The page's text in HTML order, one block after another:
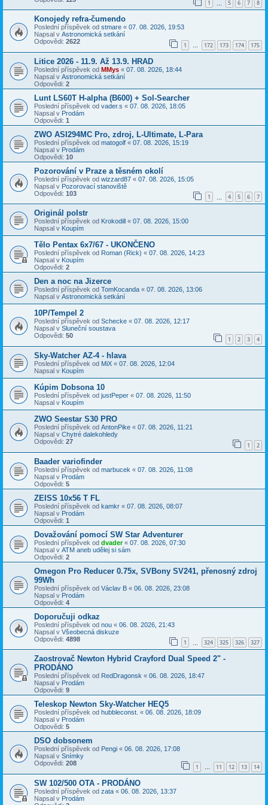
1 5 6 7 8
Konojedy refra-čumendo
Poslední příspěvek od stmare « 07. 08. 2026, 19:53
Napsal v Astronomická setkání
Odpovědi: 2622 1 … 172 173 174 175
Litice 2026 - 11.9. Až 13.9. HRAD
Poslední příspěvek od MMys « 07. 08. 2026, 18:44
Napsal v Astronomická setkání
Odpovědi: 2
Lunt LS60T H-alpha (B600) + Sol-Searcher
Poslední příspěvek od vader.s « 07. 08. 2026, 18:05
Napsal v Prodám
Odpovědi: 1
ZWO ASI294MC Pro, zdroj, L-Ultimate, L-Para
Poslední příspěvek od matogolf « 07. 08. 2026, 15:19
Napsal v Prodám
Odpovědi: 10
Pozorování v Praze a těsném okolí
Poslední příspěvek od wizzard87 « 07. 08. 2026, 15:05
Napsal v Pozorovací stanoviště
Odpovědi: 103 1 4 5 6 7
Originál polstr
Poslední příspěvek od Krokodill « 07. 08. 2026, 15:00
Napsal v Koupím
Tělo Pentax 6x7/67 - UKONČENO
Poslední příspěvek od Roman (Rick) « 07. 08. 2026, 14:23
Napsal v Koupím
Odpovědi: 2
Den a noc na Jizerce
Poslední příspěvek od TomKocanda « 07. 08. 2026, 13:06
Napsal v Astronomická setkání
10P/Tempel 2
Poslední příspěvek od Schecke « 07. 08. 2026, 12:17
Napsal v Sluneční soustava
Odpovědi: 50 1 2 3 4
Sky-Watcher AZ-4 - hlava
Poslední příspěvek od MiX « 07. 08. 2026, 12:04
Napsal v Koupím
Kúpim Dobsona 10
Poslední příspěvek od justPeper « 07. 08. 2026, 11:50
Napsal v Koupím
ZWO Seestar S30 PRO
Poslední příspěvek od AntonPike « 07. 08. 2026, 11:21
Napsal v Chytré dalekohledy
Odpovědi: 27 1 2
Baader variofinder
Poslední příspěvek od marbucek « 07. 08. 2026, 11:08
Napsal v Prodám
Odpovědi: 5
ZEISS 10x56 T FL
Poslední příspěvek od kamkr « 07. 08. 2026, 08:07
Napsal v Prodám
Odpovědi: 1
Dovažování pomocí SW Star Adventurer
Poslední příspěvek od dvader« 07. 08. 2026, 07:30
Napsal v ATM aneb udělej si sám
Odpovědi: 2
Omegon Pro Reducer 0.75x, SVBony SV241, přenosný zdroj
99Wh
Poslední příspěvek od Václav B « 06. 08. 2026, 23:08
Napsal v Prodám
Odpovědi: 4
Doporučuji odkaz
Poslední příspěvek od nou « 06. 08. 2026, 21:43
Napsal v Všeobecná diskuze
Odpovědi: 4898 1 324 325 326 327
Zaostrovač Newton Hybrid Crayford Dual Speed 2" -
PRODÁNO
Poslední příspěvek od RedDragonsk « 06. 08. 2026, 18:47
Napsal v Prodám
Odpovědi: 9
Teleskop Newton Sky-Watcher HEQ5
Poslední příspěvek od hubbleconst. « 06. 08. 2026, 18:09
Napsal v Prodám
Odpovědi: 5
DSO dobsonem
Poslední příspěvek od Pengi « 06. 08. 2026, 17:08
Napsal v Snímky
Odpovědi: 208 1 … 11 12 13 14
SW 102/500 OTA - PRODÁNO
Poslední příspěvek od zata « 06. 08. 2026, 13:37
Napsal v Prodám